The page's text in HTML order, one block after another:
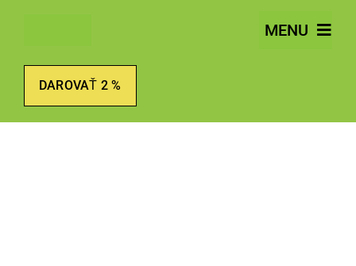
content
MENU
DAROVAŤ 2 %